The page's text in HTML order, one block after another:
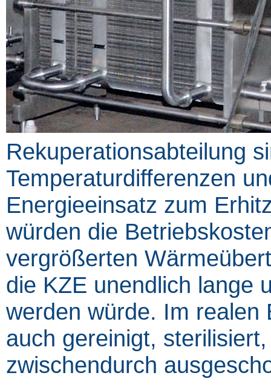
Rekuperationsabteilung
Temperaturdifferenzen
Energieeinsatz zum
würden die
vergrößerten
die KZE unendlich lange
werden würde. Im realen
auch gereinigt,
zwischendurch